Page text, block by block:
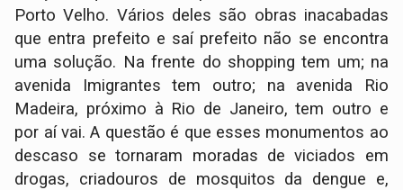
Porto Velho. Vários deles são obras inacabadas
que entra prefeito e saí prefeito não se encontra
uma solução. Na frente do shopping tem um; na
avenida Imigrantes tem outro; na avenida Rio
Madeira, próximo à Rio de Janeiro, tem outro e
por aí vai. A questão é que esses monumentos ao
descaso se tornaram moradas de viciados em
drogas, criadouros de mosquitos da dengue e,